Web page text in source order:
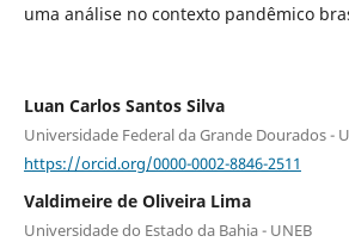
uma análise no contexto pandêmico
Luan Carlos Santos Silva
Universidade Federal da Grande Dourados -
https://orcid.org/0000-0002-8846-2511
Valdimeire de Oliveira Lima
Universidade do Estado da Bahia - UNEB